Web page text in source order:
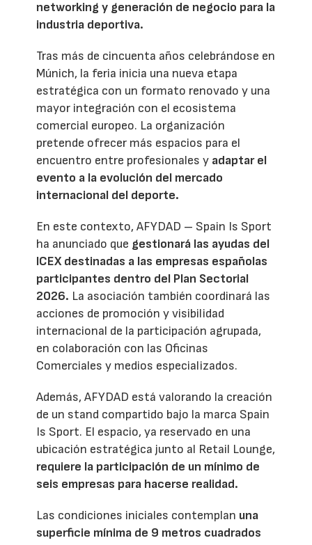
networking y generación de negocio para la
industria deportiva.
Tras más de cincuenta años celebrándose en
Múnich, la feria inicia una nueva etapa
estratégica con un formato renovado y una
mayor integración con el ecosistema
comercial europeo. La organización
pretende ofrecer más espacios para el
encuentro entre profesionales y adaptar el
evento a la evolución del mercado
internacional del deporte.
En este contexto, AFYDAD – Spain Is Sport
ha anunciado que gestionará las ayudas del
ICEX destinadas a las empresas españolas
participantes dentro del Plan Sectorial
2026. La asociación también coordinará las
acciones de promoción y visibilidad
internacional de la participación agrupada,
en colaboración con las Oficinas
Comerciales y medios especializados.
Además, AFYDAD está valorando la creación
de un stand compartido bajo la marca Spain
Is Sport. El espacio, ya reservado en una
ubicación estratégica junto al Retail Lounge,
requiere la participación de un mínimo de
seis empresas para hacerse realidad.
Las condiciones iniciales contemplan una
superficie mínima de 9 metros cuadrados